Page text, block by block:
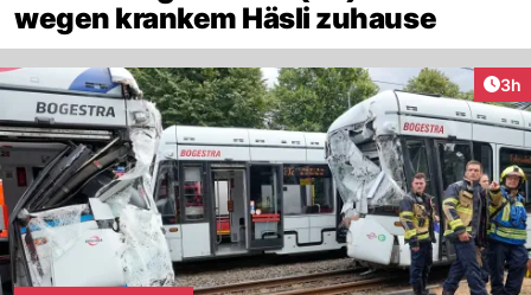
wegen krankem Häsli zuhause
3h